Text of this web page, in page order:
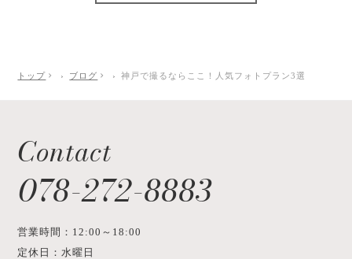
トップ ブログ 神戸で撮るならここ！人気フォトプラン3選
Contact
078-272-8883
営業時間：12:00～18:00
定休日：水曜日